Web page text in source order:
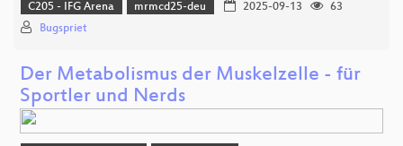
C205 - IFG Arena mrmcd25-deu 2025-09-13
63
Bugspriet
Der Metabolismus der Muskelzelle - für
Sportler und Nerds